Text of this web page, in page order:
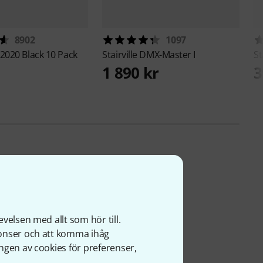
med allt som hör till.
och att komma ihåg
av cookies för preferenser,
8902
Black 10 Pack
1097
Stairville DMX-Master I
1 890 kr